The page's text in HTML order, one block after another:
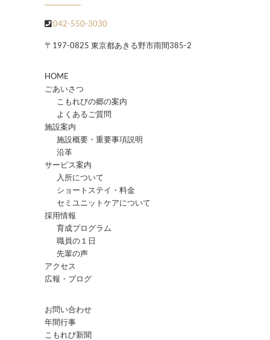
042-550-3030
〒197-0825 東京都あきる野市雨間385-2
HOME
ごあいさつ
こもれびの郷の案内
よくあるご質問
施設案内
施設概要・重要事項説明
沿革
サービス案内
入所について
ショートステイ・料金
セミユニットケアについて
採用情報
育成プログラム
職員の１日
先輩の声
アクセス
広報・ブログ
お問い合わせ
年間行事
こもれび新聞